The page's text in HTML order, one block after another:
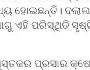
ହୋଇଛନ୍ତି।
ଏହି ପରିସ୍ଥିତି
ପ୍ରସାର